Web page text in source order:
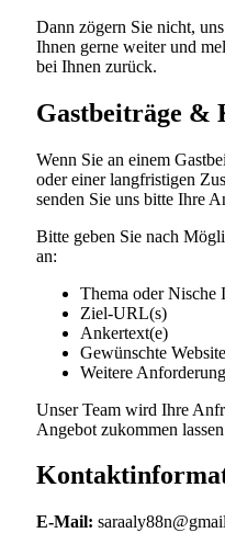
Dann zögern Sie nicht,
Ihnen gerne weiter und
bei Ihnen zurück.
Gastbeiträge &
Wenn Sie an einem
oder einer langfristigen
senden Sie uns bitte Ihre
Bitte geben Sie nach
an:
Thema oder Nische
Ziel-URL(s)
Ankertext(e)
Gewünschte
Weitere
Unser Team wird Ihre
Angebot zukommen
E-Mail: